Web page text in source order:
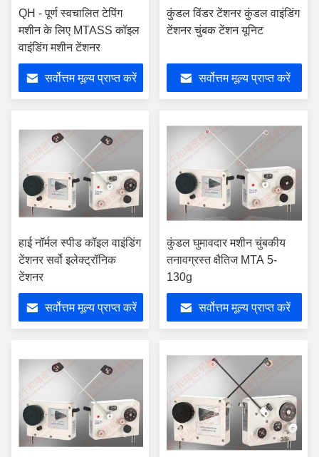
QH - पूर्ण स्वचालित टेपिंग
मशीन के लिए MTASS कॉइल
वाइंडिंग मशीन टेंशनर
सर्वोत्तम मूल्य प्राप्त करें
कुंडल विंडर टेंशनर कुंडल वाइंडिंग
टेंशनर चुंबक टेंशन यूनिट
सर्वोत्तम मूल्य प्राप्त करें
हाई नॉर्मल स्पीड कॉइल वाइंडिंग
टेंशनर सर्वो इलेक्ट्रॉनिक
टेंशनर
सर्वोत्तम मूल्य प्राप्त करें
कुंडल घुमावदार मशीन चुंबकीय
तनावग्रस्त क्षैतिज MTA 5-
130g
सर्वोत्तम मूल्य प्राप्त करें